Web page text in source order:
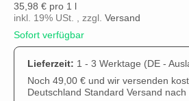
35,98 € pro 1 l
inkl. 19% USt. , zzgl. Versand
Sofort verfügbar
Lieferzeit: 1 - 3 Werktage (DE -
Noch 49,00 € und wir versenden
Deutschland Standard Versand nach